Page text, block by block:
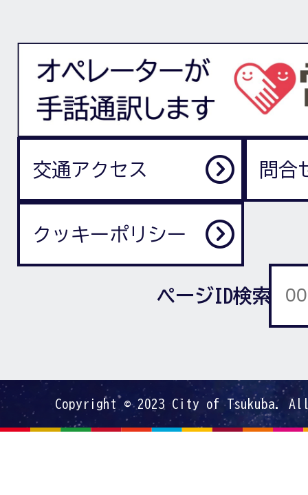
交通アクセス 問合
クッキーポリシー
ページID検索
Copyright © 2023 City of Tsukuba.